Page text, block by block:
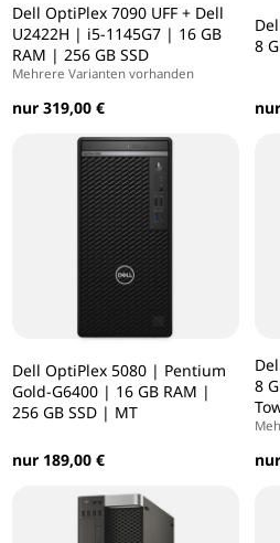
Dell OptiPlex 7090 UFF + Dell
U2422H | i5-1145G7 | 16 GB
RAM | 256 GB SSD
Mehrere Varianten vorhanden
nur 319,00 €
8
Dell OptiPlex 5080 | Pentium
Gold-G6400 | 16 GB RAM |
256 GB SSD | MT
nur 189,00 €
8